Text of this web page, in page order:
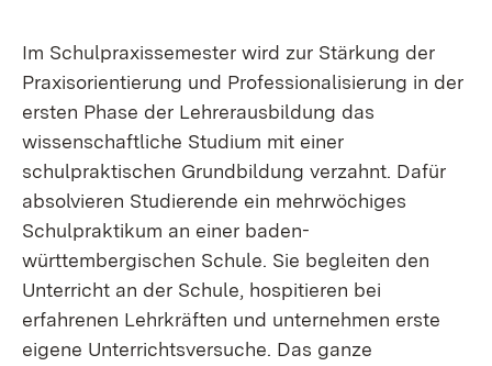
Im Schulpraxissemester wird zur Stärkung der
Praxisorientierung und Professionalisierung in der
ersten Phase der Lehrerausbildung das
wissenschaftliche Studium mit einer
schulpraktischen Grundbildung verzahnt. Dafür
absolvieren Studierende ein mehrwöchiges
Schulpraktikum an einer baden-
württembergischen Schule. Sie begleiten den
Unterricht an der Schule, hospitieren bei
erfahrenen Lehrkräften und unternehmen erste
eigene Unterrichtsversuche. Das ganze